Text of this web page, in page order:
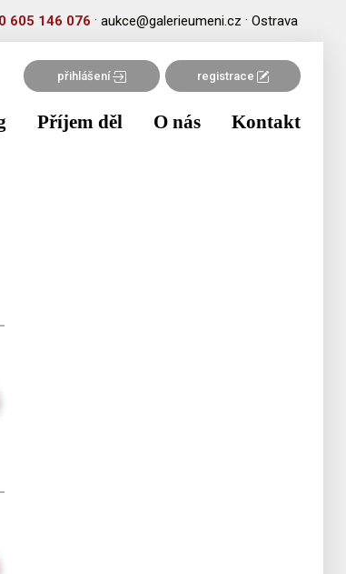
605 146 076 · aukce@galerieumeni.cz · Ostrava
přihlášení registrace
Příjem děl O nás Kontakt